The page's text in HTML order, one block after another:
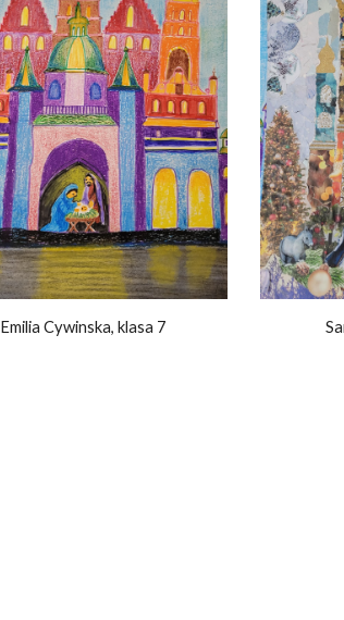
Emilia Cywinska, klasa 7